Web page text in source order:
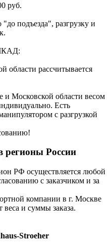
руб.
"до подъезда", разгрузку и
области рассчитывается
и Московской области весом
Есть
с разгрузкой
регионы России
РФ осуществляется любой
с заказчиком и за
компании в г. Москве
веса и суммы заказа.
Stroeher